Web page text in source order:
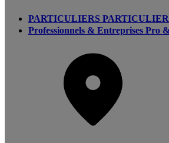
PARTICULIERS
Professionnels & Entreprises Pro